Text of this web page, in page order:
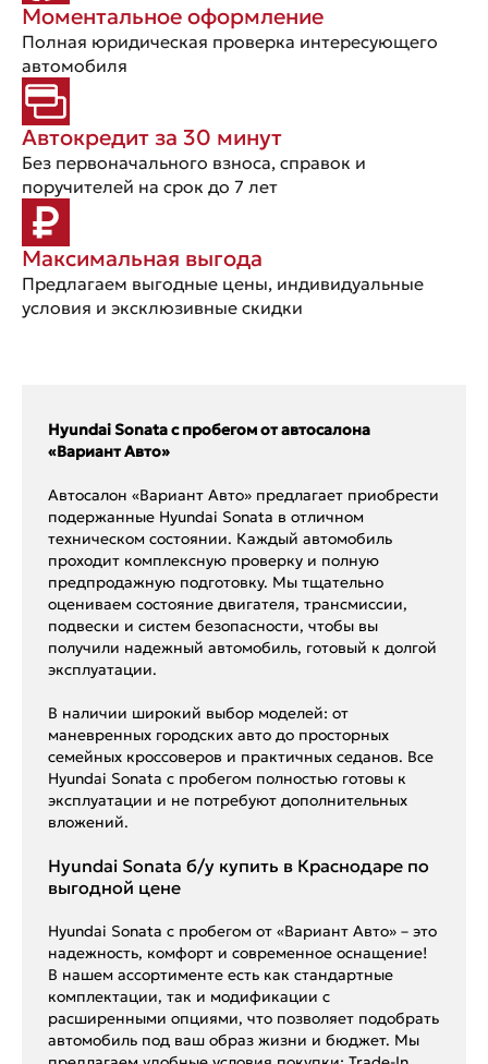
Моментальное оформление
Полная юридическая проверка интересующего
автомобиля
Автокредит за 30 минут
Без первоначального взноса, справок и
поручителей на срок до 7 лет
Максимальная выгода
Предлагаем выгодные цены, индивидуальные
условия и эксклюзивные скидки
Hyundai Sonata с пробегом от автосалона
«Вариант Авто»
Автосалон «Вариант Авто» предлагает приобрести
подержанные Hyundai Sonata в отличном
техническом состоянии. Каждый автомобиль
проходит комплексную проверку и полную
предпродажную подготовку. Мы тщательно
оцениваем состояние двигателя, трансмиссии,
подвески и систем безопасности, чтобы вы
получили надежный автомобиль, готовый к долгой
эксплуатации.
В наличии широкий выбор моделей: от
маневренных городских авто до просторных
семейных кроссоверов и практичных седанов. Все
Hyundai Sonata с пробегом полностью готовы к
эксплуатации и не потребуют дополнительных
вложений.
Hyundai Sonata б/у купить в Краснодаре по
выгодной цене
Hyundai Sonata с пробегом от «Вариант Авто» – это
надежность, комфорт и современное оснащение!
В нашем ассортименте есть как стандартные
комплектации, так и модификации с
расширенными опциями, что позволяет подобрать
автомобиль под ваш образ жизни и бюджет. Мы